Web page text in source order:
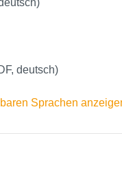
deutsch)
Sprachen